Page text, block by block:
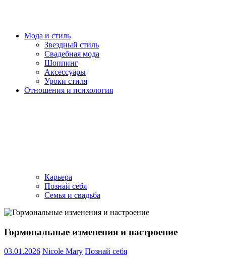
Мода и стиль
Звездный стиль
Свадебная мода
Шоппинг
Аксессуары
Уроки стиля
Отношения и психология
Карьера
Познай себя
Семья и свадьба
Гормональные изменения и настроение
03.01.2026 Nicole Mary Познай себя